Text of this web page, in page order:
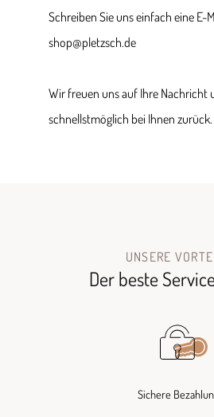
Schreiben Sie uns einfach eine E-
shop@pletzsch.de
Wir freuen uns auf Ihre Nachricht
schnellstmöglich bei Ihnen zurück.
UNSERE
Der beste
Sichere